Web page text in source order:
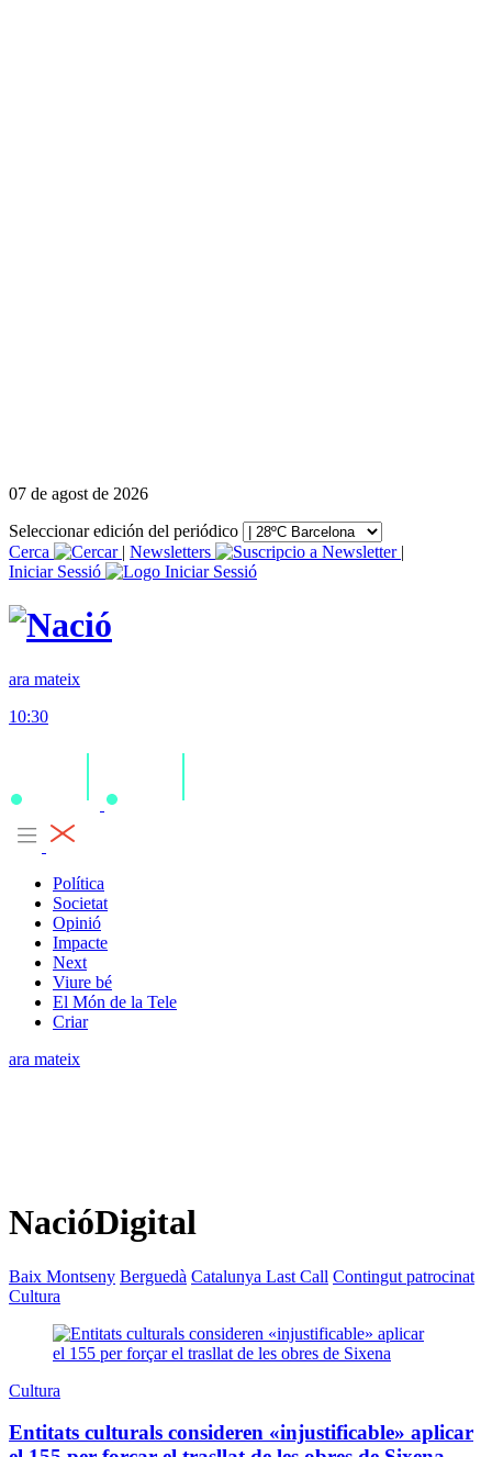
07 de agost de 2026
Seleccionar edición del periódico
Cerca
| Newsletters
|
Iniciar Sessió
ara mateix
10:30
Política
Societat
Opinió
Impacte
Next
Viure bé
El Món de la Tele
Criar
ara mateix
NacióDigital
Baix Montseny Berguedà Catalunya Last Call Contingut patrocinat
Cultura
Cultura
Entitats culturals consideren «injustificable» aplicar